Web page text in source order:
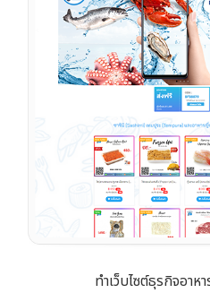
ทำเว็บไซต์ธุรกิจอา